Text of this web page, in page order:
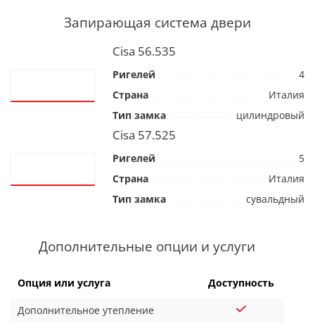
Запирающая система двери
Cisa 56.535
Ригелей
4
Страна
Италия
Тип замка
цилиндровый
Cisa 57.525
Ригелей
5
Страна
Италия
Тип замка
сувальдный
Дополнительные опции и услуги
Опция или услуга Доступность
Дополнительное утепление